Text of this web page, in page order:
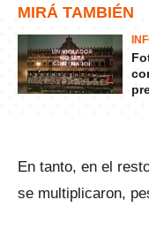
MIRÁ TAMBIÉN
En tanto, en el
se multiplicaron,